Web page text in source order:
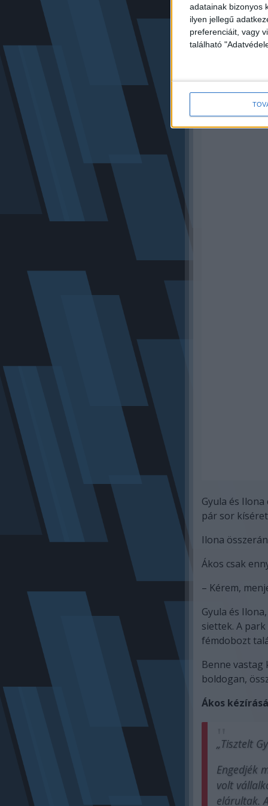
adatainak bizonyos
ilyen jellegű
preferenciáit, vagy
található
És akkor
A szertartás
Gyula és
pár sor
Ilona
Ákos csak
– Kérem,
Gyula és
siettek. A
fémdobozt
Benne vastag
boldogan,
Ákos
„Tisztelt
Engedjék
volt
elárultak.